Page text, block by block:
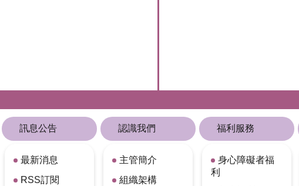
訊息公告
最新消息
RSS訂閱
認識我們
主管簡介
組織架構
福利服務
身心障礙者福
利